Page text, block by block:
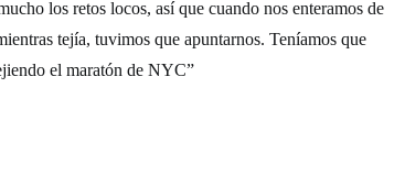
los retos locos, así que cuando nos enteramos de
tejía, tuvimos que apuntarnos. Teníamos que
el maratón de NYC”